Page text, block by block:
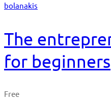
bolanakis
The
for beginners
Free